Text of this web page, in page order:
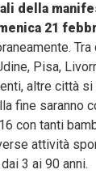
della
21
Pisa,
altre città si
fine saranno
con tanti
attività
3 ai 90 anni.